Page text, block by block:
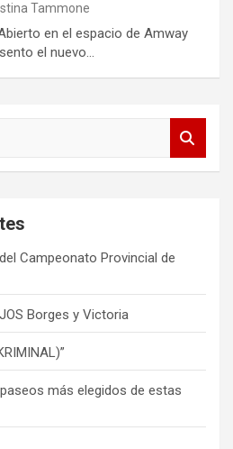
Tammone
en el espacio de Amway
el nuevo…
Campeonato Provincial de
Borges y Victoria
más elegidos de estas